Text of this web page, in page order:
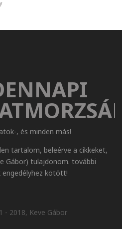
, és minden más!
tartalom, beleérve a cikkeket,
Gábor) tulajdonom. további
engedélyhez kötött!
- 2018, Keve Gábor